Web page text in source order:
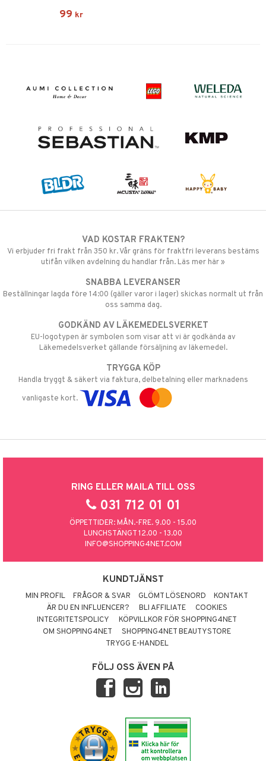
99 kr
VAD KOSTAR FRAKTEN?
Vi erbjuder fri frakt från 350 kr. Vår gräns för fraktfri leverans bestäms
utifån vilken avdelning du handlar från. Läs mer här »
SNABBA LEVERANSER
Beställningar lagda före 14:00 (gäller varor i lager) skickas normalt ut från
oss samma dag.
GODKÄND AV LÄKEMEDELSVERKET
EU-logotypen är symbolen som visar att vi är godkända av
Läkemedelsverket gällande försäljning av läkemedel.
TRYGGA KÖP
Handla tryggt & säkert via faktura, delbetalning eller marknadens
vanligaste kort.
RING ELLER MAILA TILL OSS
031 712 01 01
ÖPPETTIDER: MÅN.-FRE. 9.00 - 15.00
LUNCHSTÄNGT 12.00 - 13.00
INFO@SHOPPING4NET.COM
KUNDTJÄNST
MIN PROFIL FRÅGOR & SVAR GLÖMT LÖSENORD
KONTAKT
ÄR DU EN INFLUENCER?
BLI AFFILIATE
COOKIES
INTEGRITETSPOLICY
KÖPVILLKOR FÖR SHOPPING4NET
OM SHOPPING4NET
SHOPPING4NET BEAUTYSTORE
TRYGG E-HANDEL
FÖLJ OSS ÄVEN PÅ